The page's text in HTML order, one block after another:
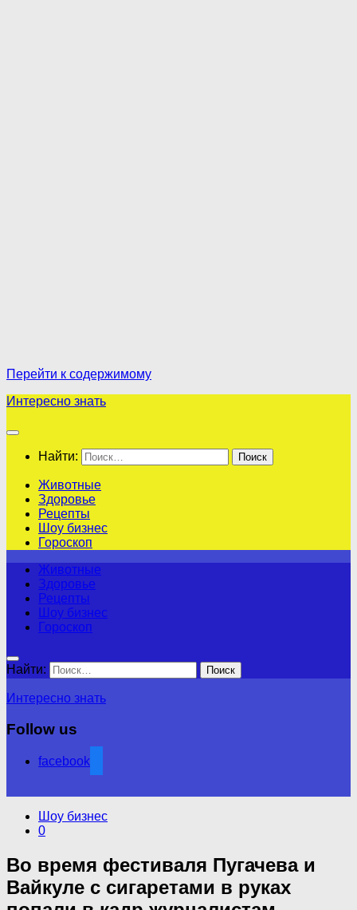
Перейти к содержимому
Интересно знать
Найти:
Животные
Здоровье
Рецепты
Шоу бизнес
Гороскоп
Животные
Здоровье
Рецепты
Шоу бизнес
Гороскоп
Найти:
Интересно знать
Follow us
facebook
Шоу бизнес
0
Во время фестиваля Пугачева и
Вайкуле с сигаретами в руках